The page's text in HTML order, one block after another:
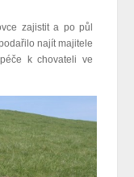
zajistit a po půl
najít majitele
k chovateli ve